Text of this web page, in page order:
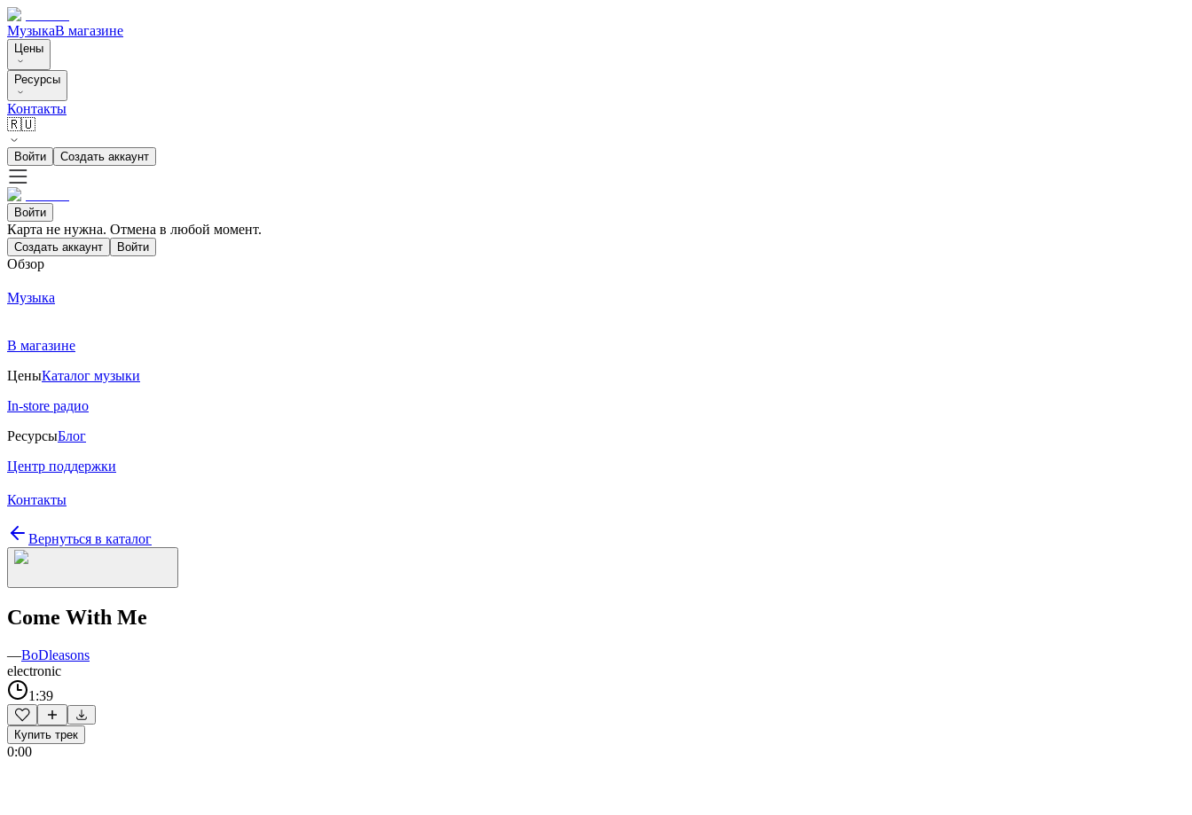
МузыкаВ магазине
Цены
Ресурсы
Контакты
🇷🇺
Войти Создать аккаунт
Войти
Карта не нужна. Отмена в любой момент.
Создать аккаунт Войти
Обзор
Музыка
В магазине
ЦеныКаталог музыки
In-store радио
РесурсыБлог
Центр поддержки
Контакты
Вернуться в каталог
Come With Me
—BoDleasons
electronic
1:39
Купить трек
0:00